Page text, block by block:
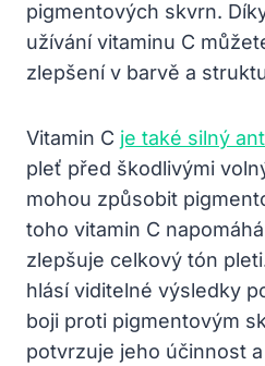
pigmentových skvrn.
užívání vitaminu C
zlepšení v barvě a
Vitamin C je také silný
pleť před škodlivými
mohou způsobit
toho vitamin C
zlepšuje celkový tón
hlásí viditelné výsledky
boji proti pigmentovým
potvrzuje jeho účinnost